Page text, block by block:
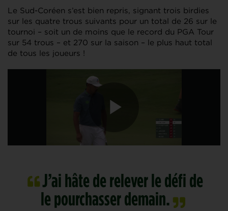
Le Sud-Coréen s’est bien repris, signant trois birdies
sur les quatre trous suivants pour un total de 26 sur le
tournoi – soit un de moins que le record du PGA Tour
sur 54 trous – et 270 sur la saison – le plus haut total
de tous les joueurs !
J’ai hâte de relever le défi de
le pourchasser demain.